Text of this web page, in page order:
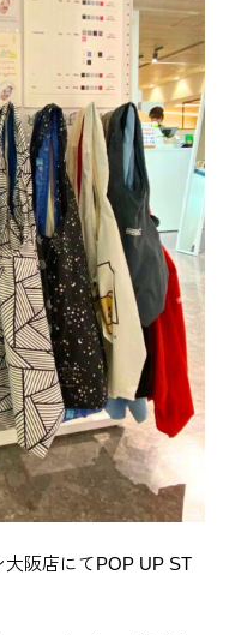
阪店にてPOP UP ST